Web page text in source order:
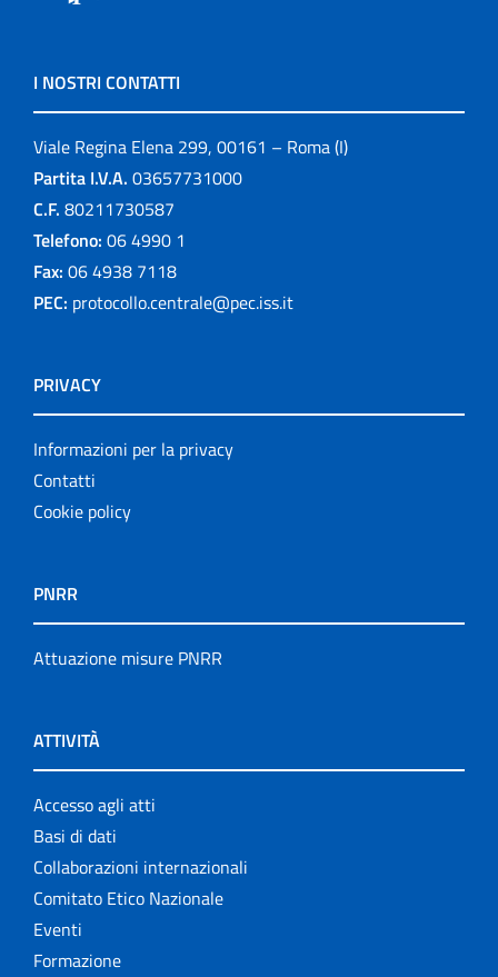
I NOSTRI CONTATTI
Viale Regina Elena 299, 00161 – Roma (I)
Partita I.V.A. 03657731000
C.F. 80211730587
Telefono: 06 4990 1
Fax: 06 4938 7118
PEC: protocollo.centrale@pec.iss.it
PRIVACY
Informazioni per la privacy
Contatti
Cookie policy
PNRR
Attuazione misure PNRR
ATTIVITÀ
Accesso agli atti
Basi di dati
Collaborazioni internazionali
Comitato Etico Nazionale
Eventi
Formazione